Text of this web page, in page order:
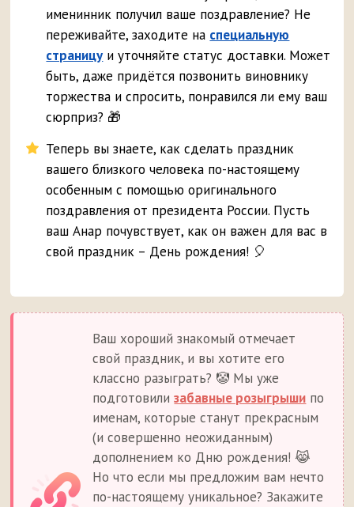
именинник получил ваше поздравление? Не
переживайте, заходите на специальную
страницуи уточняйте статус доставки. Может
быть, даже придётся позвонить виновнику
торжества и спросить, понравился ли ему ваш
сюрприз? 🎁
Теперь вы знаете, как сделать праздник
вашего близкого человека по-настоящему
особенным с помощью оригинального
поздравления от президента России. Пусть
ваш Анар почувствует, как он важен для вас в
свой праздник – День рождения! 🎈
Ваш хороший знакомый отмечает
свой праздник, и вы хотите его
классно разыграть? 🤡 Мы уже
подготовилизабавные розыгрыши по
именам, которые станут прекрасным
(и совершенно неожиданным)
дополнением ко Дню рождения! 😹
Но что если мы предложим вам нечто
по-настоящему уникальное? Закажите